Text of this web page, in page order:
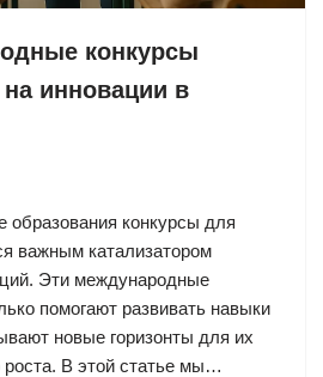
конкурсы
инновации в
образования конкурсы для
важным катализатором
Эти международные
помогают развивать навыки
новые горизонты для их
роста. В этой статье мы…